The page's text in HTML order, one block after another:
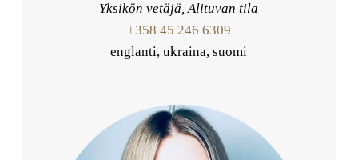
Yksikön vetäjä, Alituvan tila
+358 45 246 6309
englanti, ukraina, suomi